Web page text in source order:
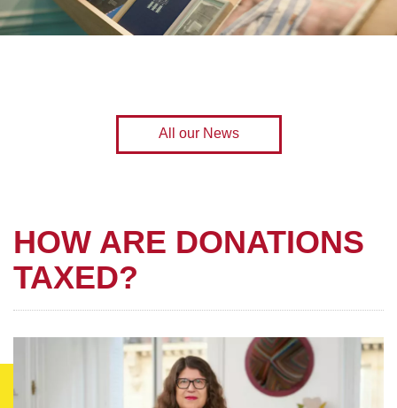
All our News
HOW ARE DONATIONS
TAXED?